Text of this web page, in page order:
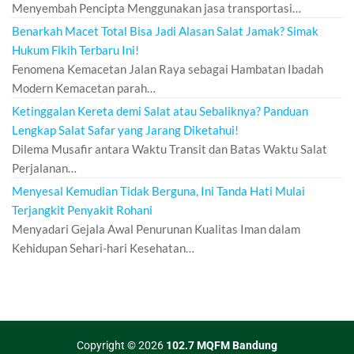
Menyembah Pencipta Menggunakan jasa transportasi…
Benarkah Macet Total Bisa Jadi Alasan Salat Jamak? Simak
Hukum Fikih Terbaru Ini!
Fenomena Kemacetan Jalan Raya sebagai Hambatan Ibadah
Modern Kemacetan parah…
Ketinggalan Kereta demi Salat atau Sebaliknya? Panduan
Lengkap Salat Safar yang Jarang Diketahui!
Dilema Musafir antara Waktu Transit dan Batas Waktu Salat
Perjalanan…
Menyesal Kemudian Tidak Berguna, Ini Tanda Hati Mulai
Terjangkit Penyakit Rohani
Menyadari Gejala Awal Penurunan Kualitas Iman dalam
Kehidupan Sehari-hari Kesehatan…
Copyright © 2026 102.7 MQFM Bandung